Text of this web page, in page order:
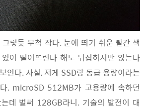
렇듯 무척 작다. 눈에 띄기 쉬운 빨간 색
어 떨어뜨린다 해도 뒤집히지만 않는다
인다. 사실, 저게 SSD랑 동급 용량이라는
. microSD 512MB가 고용량에 속하던
데 벌써 128GB라니. 기술의 발전이 대